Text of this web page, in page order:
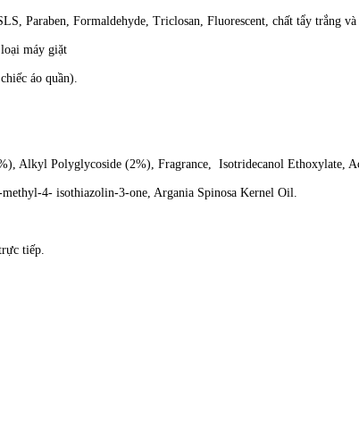
Paraben, Formaldehyde, Triclosan, Fluorescent, chất tẩy trắng và
máy giặt
áo quần).
Alkyl Polyglycoside (2%), Fragrance, Isotridecanol Ethoxylate,
4- isothiazolin-3-one, Argania Spinosa Kernel Oil.
tiếp.